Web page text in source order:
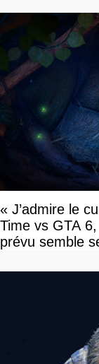
« J’admire le
Time vs GTA
prévu semble